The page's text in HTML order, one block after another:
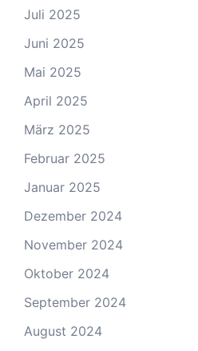
Juli 2025
Juni 2025
Mai 2025
April 2025
März 2025
Februar 2025
Januar 2025
Dezember 2024
November 2024
Oktober 2024
September 2024
August 2024